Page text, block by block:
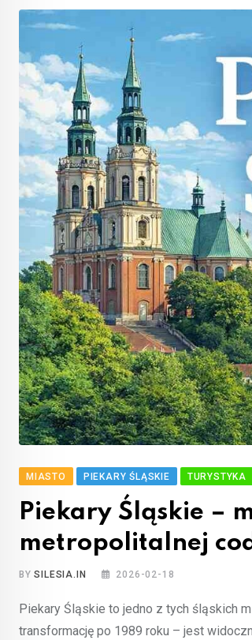
MIASTO PIEKARY ŚLĄSKIE TURYSTYKA
Piekary Śląskie –
metropolitalnej
BYSILESIA.IN 2026-02-18
Piekary Śląskie to jedno z tych śląskich
transformację po 1989 roku – jest